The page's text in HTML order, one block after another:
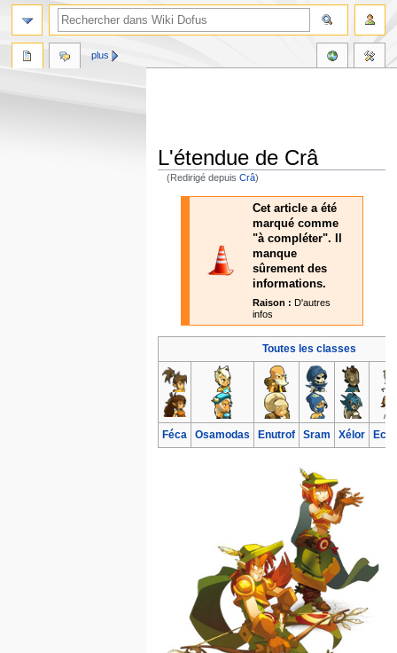
L'étendue de Crâ
(Redirigé depuisCrâ)
Cet article a été
marqué comme
"à compléter". Il
manque
sûrement des
informations.
Raison : D'autres
infos
Toutes les classes
Féca Osamodas Enutrof Sram Xélor
plus